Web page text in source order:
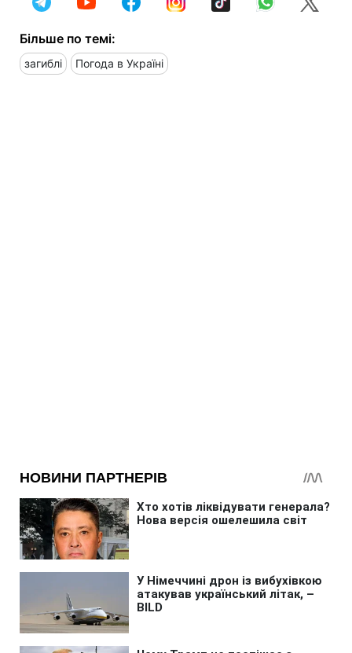
Більше по темі:
загиблі Погода в Україні